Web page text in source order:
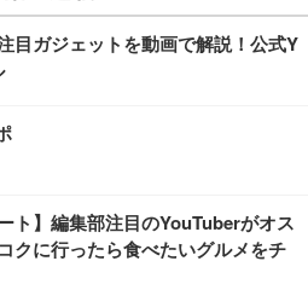
目ガジェットを動画で解説！公式Y
ト】編集部注目のYouTuberがオス
クに行ったら食べたいグルメをチ